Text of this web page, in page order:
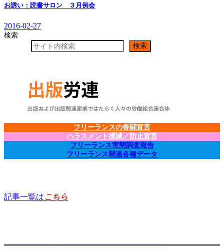
お誘い：読書サロン ３月例会
2016-02-27
検索
検索
フリーランスの春闘宣言
ハラスメント撲滅／防止宣言
フリーランス実態調査報告
フリーランス関連各種データ
記事一覧はこちら